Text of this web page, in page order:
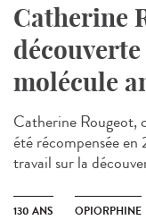
Catherine
molécule
Catherine Rougeot,
été récompensée en
travail sur la
130 ANS OPIORPHINE